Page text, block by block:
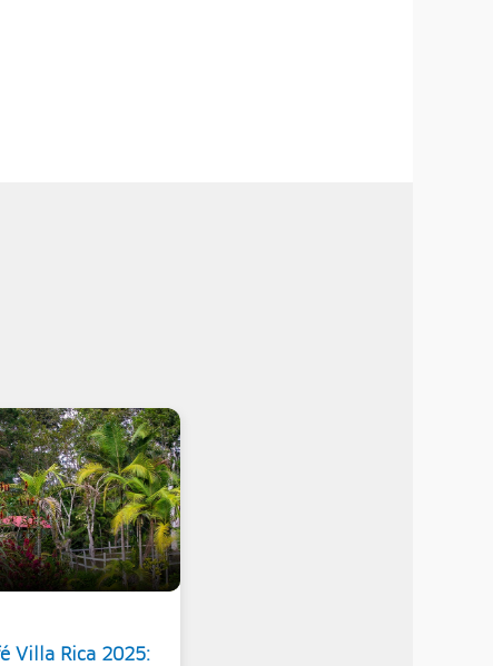
Villa Rica 2025: